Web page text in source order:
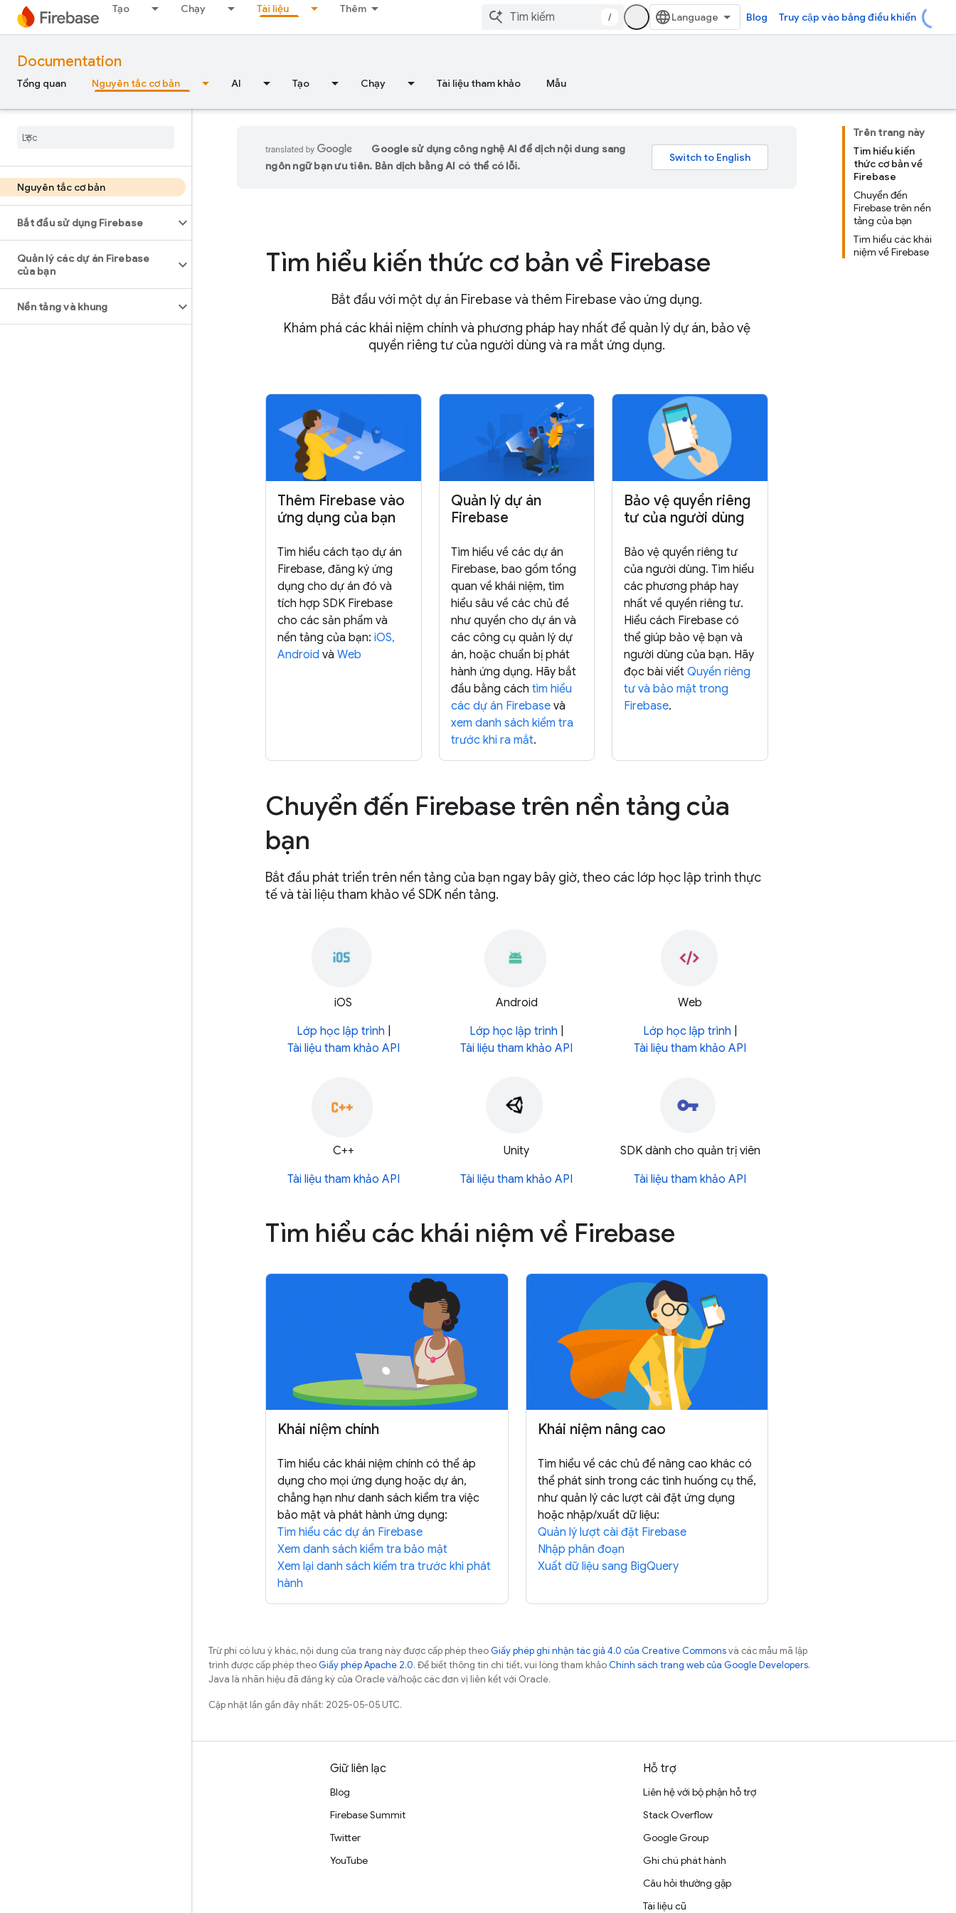
Tạo Chạy Tài liệu Thêm
/ Blog Truy cập vào bảng điều khiển
Documentation
Tổng quan Nguyên tắc cơ bản AI Tạo Chạy Tài liệu tham khảo Mẫu
Nguyên tắc cơ bản
Bắt đầu sử dụng Firebase
Quản lý các dự án Firebase
của bạn
Nền tảng và khung
Trên trang này
Tìm hiểu kiến
thức cơ bản về
Firebase
Chuyển đến
Firebase trên nền
tảng của bạn
Tìm hiểu các khái
niệm về Firebase
Google sử dụng công nghệ AI để dịch nội dung sang
ngôn ngữ bạn ưu tiên. Bản dịch bằng AI có thể có lỗi.
Tìm hiểu kiến thức cơ bản về Firebase
Bắt đầu với một dự án Firebase và thêm Firebase vào ứng dụng.
Khám phá các khái niệm chính và phương pháp hay nhất để quản lý dự án, bảo vệ
quyền riêng tư của người dùng và ra mắt ứng dụng.
Thêm Firebase vào
ứng dụng của bạn
Tìm hiểu cách tạo dự án
Firebase, đăng ký ứng
dụng cho dự án đó và
tích hợp SDK Firebase
cho các sản phẩm và
nền tảng của bạn: iOS,
Android và Web
Quản lý dự án
Firebase
Tìm hiểu về các dự án
Firebase, bao gồm tổng
quan về khái niệm, tìm
hiểu sâu về các chủ đề
như quyền cho dự án và
các công cụ quản lý dự
án, hoặc chuẩn bị phát
hành ứng dụng. Hãy bắt
đầu bằng cách tìm hiểu
các dự án Firebasevà
xem danh sách kiểm tra
trước khi ra mắt.
Bảo vệ quyền riêng
tư của người dùng
Bảo vệ quyền riêng tư
của người dùng. Tìm hiểu
các phương pháp hay
nhất về quyền riêng tư.
Hiểu cách Firebase có
thể giúp bảo vệ bạn và
người dùng của bạn. Hãy
đọc bài viếtQuyền riêng
tư và bảo mật trong
Firebase.
Chuyển đến Firebase trên nền tảng của
bạn
Bắt đầu phát triển trên nền tảng của bạn ngay bây giờ, theo các lớp học lập trình thực
tế và tài liệu tham khảo về SDK nền tảng.
iOS
Lớp học lập trình
Tài liệu tham khảo API
Android
Lớp học lập trình
Tài liệu tham khảo API
Web
Lớp học lập trình
Tài liệu tham khảo API
C++
Tài liệu tham khảo API
Unity
Tài liệu tham khảo API
SDK dành cho quản trị viên
Tài liệu tham khảo API
Tìm hiểu các khái niệm về Firebase
Khái niệm chính
Tìm hiểu các khái niệm chính có thể áp
dụng cho mọi ứng dụng hoặc dự án,
chẳng hạn như danh sách kiểm tra việc
bảo mật và phát hành ứng dụng:
Tìm hiểu các dự án Firebase
Xem danh sách kiểm tra bảo mật
Xem lại danh sách kiểm tra trước khi phát
hành
Khái niệm nâng cao
Tìm hiểu về các chủ đề nâng cao khác có
thể phát sinh trong các tình huống cụ thể,
như quản lý các lượt cài đặt ứng dụng
hoặc nhập/xuất dữ liệu:
Quản lý lượt cài đặt Firebase
Nhập phân đoạn
Xuất dữ liệu sang BigQuery
Trừ phi có lưu ý khác, nội dung của trang này được cấp phép theoGiấy phép ghi nhận tác giả 4.0 của Creative Commonsvà các mẫu mã lập
trình được cấp phép theoGiấy phép Apache 2.0. Để biết thông tin chi tiết, vui lòng tham khảoChính sách trang web của Google Developers.
Java là nhãn hiệu đã đăng ký của Oracle và/hoặc các đơn vị liên kết với Oracle.
Cập nhật lần gần đây nhất: 2025-05-05 UTC.
Giữ liên lạc
Blog
Firebase Summit
Twitter
YouTube
Hỗ trợ
Liên hệ với bộ phận hỗ trợ
Stack Overflow
Google Group
Ghi chú phát hành
Câu hỏi thường gặp
Tài liệu cũ